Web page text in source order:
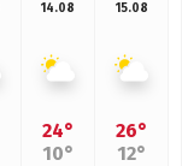
14.08
24°
10°
15.08
26°
12°